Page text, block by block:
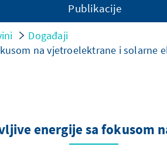
Publikacije
Događaji
na vjetroelektrane i solarne
energije sa fokusom